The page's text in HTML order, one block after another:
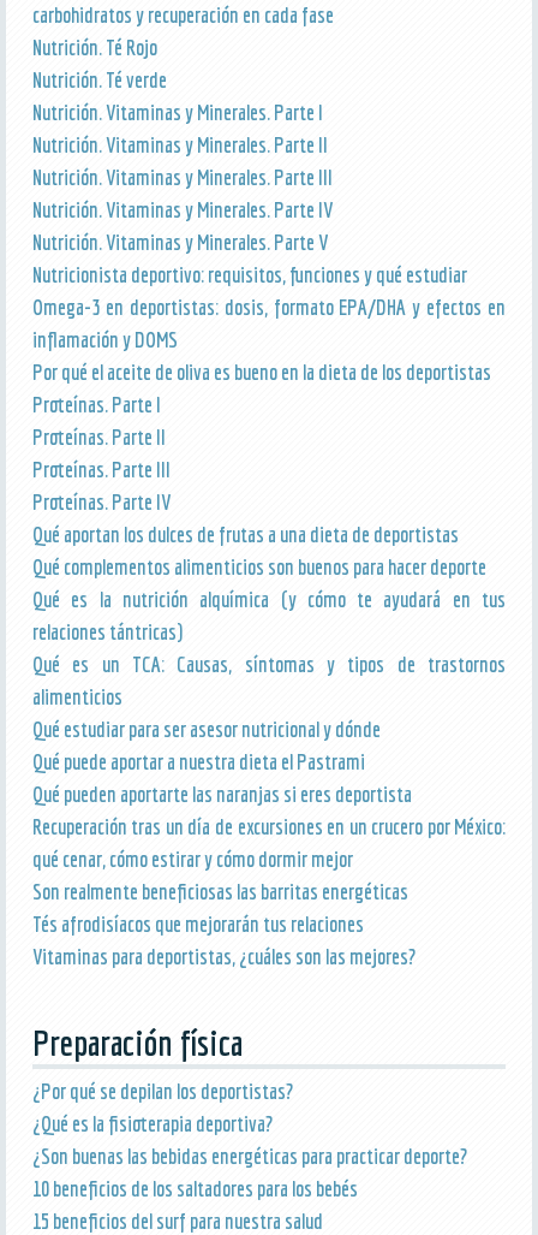
carbohidratos y recuperación en cada fase
Nutrición. Té Rojo
Nutrición. Té verde
Nutrición. Vitaminas y Minerales. Parte I
Nutrición. Vitaminas y Minerales. Parte II
Nutrición. Vitaminas y Minerales. Parte III
Nutrición. Vitaminas y Minerales. Parte IV
Nutrición. Vitaminas y Minerales. Parte V
Nutricionista deportivo: requisitos, funciones y qué estudiar
Omega-3 en deportistas: dosis, formato EPA/DHA y efectos en
inflamación y DOMS
Por qué el aceite de oliva es bueno en la dieta de los deportistas
Proteínas. Parte I
Proteínas. Parte II
Proteínas. Parte III
Proteínas. Parte IV
Qué aportan los dulces de frutas a una dieta de deportistas
Qué complementos alimenticios son buenos para hacer deporte
Qué es la nutrición alquímica (y cómo te ayudará en tus
relaciones tántricas)
Qué es un TCA: Causas, síntomas y tipos de trastornos
alimenticios
Qué estudiar para ser asesor nutricional y dónde
Qué puede aportar a nuestra dieta el Pastrami
Qué pueden aportarte las naranjas si eres deportista
Recuperación tras un día de excursiones en un crucero por México:
qué cenar, cómo estirar y cómo dormir mejor
Son realmente beneficiosas las barritas energéticas
Tés afrodisíacos que mejorarán tus relaciones
Vitaminas para deportistas, ¿cuáles son las mejores?
Preparación física
¿Por qué se depilan los deportistas?
¿Qué es la fisioterapia deportiva?
¿Son buenas las bebidas energéticas para practicar deporte?
10 beneficios de los saltadores para los bebés
15 beneficios del surf para nuestra salud